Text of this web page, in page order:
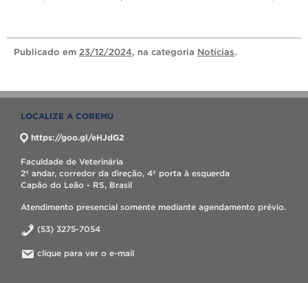
Publicado em 23/12/2024, na categoria Notícias.
LOCALIZE A COREMU
https://goo.gl/eHJdG2
Faculdade de Veterinária
2º andar, corredor da direção, 4ª porta à esquerda
Capão do Leão - RS, Brasil
Atendimento presencial somente mediante agendamento prévio.
(53) 3275-7054
clique para ver o e-mail